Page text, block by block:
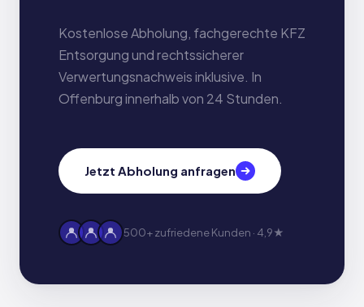
Kostenlose Abholung, fachgerechte KFZ
Entsorgung und rechtssicherer
Verwertungsnachweis inklusive. In
Offenburg innerhalb von 24 Stunden.
Jetzt Abholung anfragen
500+ zufriedene Kunden · 4,9★